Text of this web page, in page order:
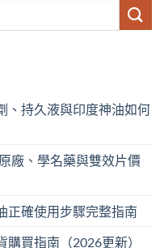
、持久液與印度神油如何
廠、學名藥與雙效片價
正確使用步驟完整指南
買指南（2026更新）